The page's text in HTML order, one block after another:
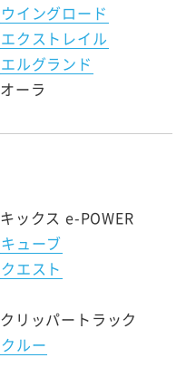
ウイングロード
エクストレイル
エルグランド
オーラ
キックス e-POWER
キューブ
クエスト
クリッパートラック
クルー